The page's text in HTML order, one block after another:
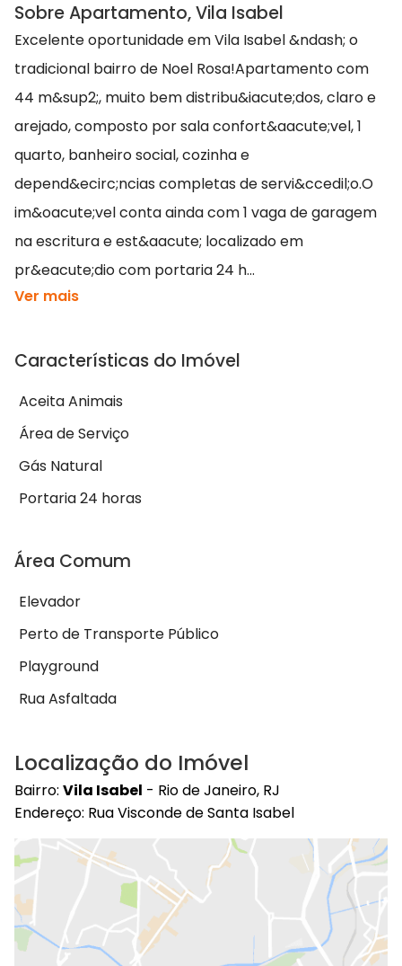
Sobre Apartamento, Vila Isabel
Excelente oportunidade em Vila Isabel &ndash; o
tradicional bairro de Noel Rosa!Apartamento com
44 m&sup2;, muito bem distribu&iacute;dos, claro e
arejado, composto por sala confort&aacute;vel, 1
quarto, banheiro social, cozinha e
depend&ecirc;ncias completas de servi&ccedil;o.O
im&oacute;vel conta ainda com 1 vaga de garagem
na escritura e est&aacute; localizado em
pr&eacute;dio com portaria 24 h...
Ver mais
Características do Imóvel
Aceita Animais
Área de Serviço
Gás Natural
Portaria 24 horas
Área Comum
Elevador
Perto de Transporte Público
Playground
Rua Asfaltada
Localização do Imóvel
Bairro: Vila Isabel - Rio de Janeiro, RJ
Endereço: Rua Visconde de Santa Isabel